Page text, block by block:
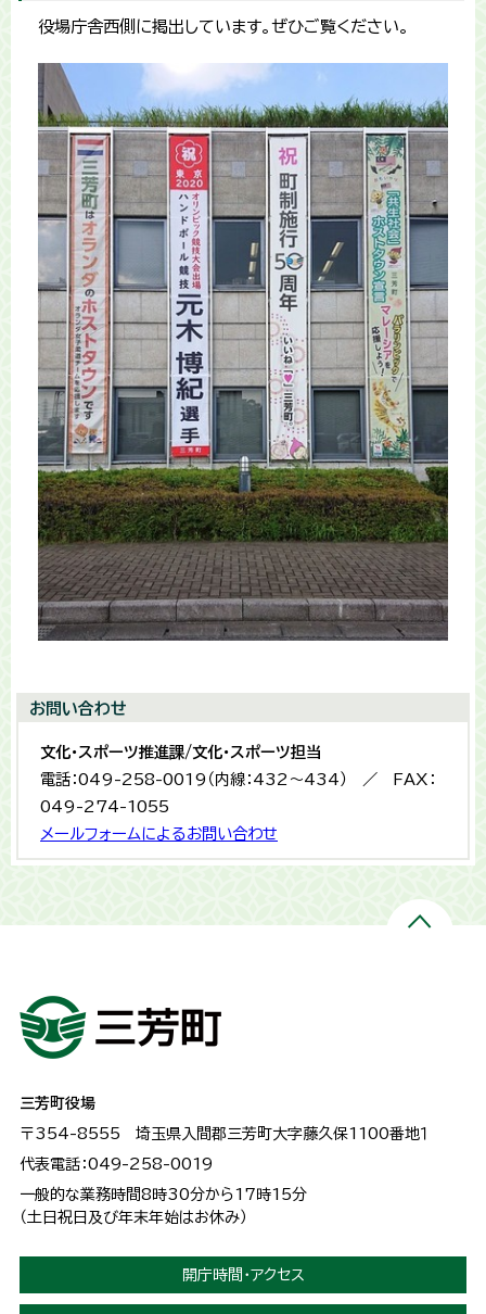
役場庁舎西側に掲出しています。ぜひご覧ください。
お問い合わせ
文化・スポーツ推進課/文化・スポーツ担当
電話：049-258-0019（内線：432〜434） ／ FAX：
049-274-1055
メールフォームによるお問い合わせ
三芳町役場
〒354-8555 埼玉県入間郡三芳町大字藤久保1100番地１
代表電話：049-258-0019
一般的な業務時間8時30分から17時15分
（土日祝日及び年末年始はお休み）
開庁時間・アクセス